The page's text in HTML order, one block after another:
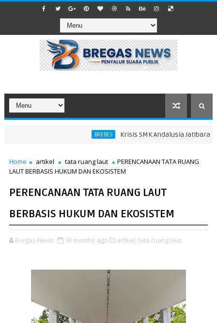
BREBES Krisis SMK Andalusia Jatibarang
Home artikel tata ruang laut
PERENCANAAN TATA RUANG
LAUT BERBASIS HUKUM DAN EKOSISTEM
PERENCANAAN TATA RUANG LAUT
BERBASIS HUKUM DAN EKOSISTEM
Bregas News 10 months ago artikel, tata ruang laut,